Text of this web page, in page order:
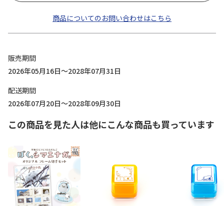
商品についてのお問い合わせはこちら
販売期間
2026年05月16日～2028年07月31日
配送期間
2026年07月20日～2028年09月30日
この商品を見た人は他にこんな商品も買っています